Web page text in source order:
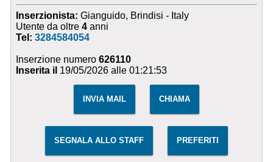
Inserzionista: Gianguido, Brindisi - Italy
Utente da oltre4 anni
Tel:3284584054
Inserzione numero626110
Inserita il 19/05/2026 alle 01:21:53
INVIA MAIL CHIAMA
SEGNALA ALLO STAFF PREFERITI